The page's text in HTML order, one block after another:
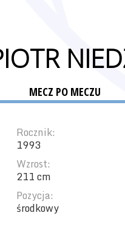
MECZ PO MECZU
Rocznik:
1993
Wzrost:
211 cm
Pozycja:
środkowy